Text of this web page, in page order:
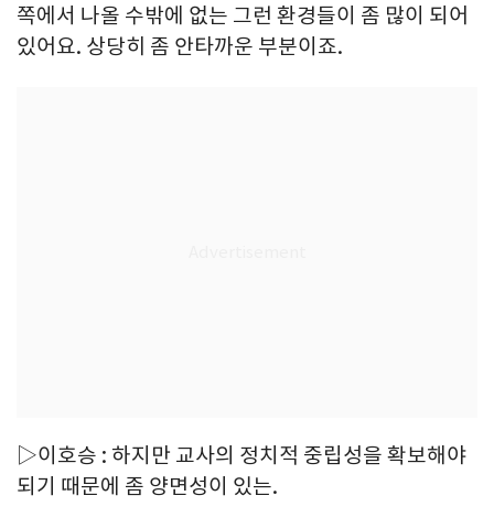
쪽에서 나올 수밖에 없는 그런 환경들이 좀 많이 되어
있어요. 상당히 좀 안타까운 부분이죠.
▷이호승 : 하지만 교사의 정치적 중립성을 확보해야
되기 때문에 좀 양면성이 있는.